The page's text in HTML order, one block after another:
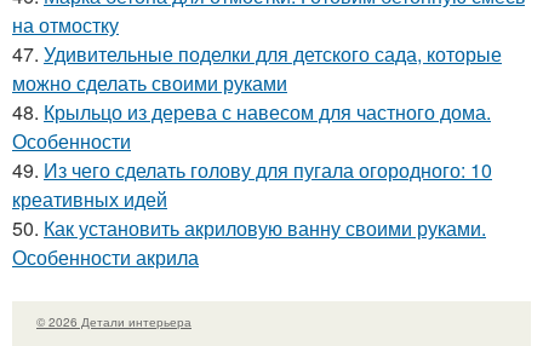
на отмостку
47. Удивительные поделки для детского сада, которые
можно сделать своими руками
48. Крыльцо из дерева с навесом для частного дома.
Особенности
49. Из чего сделать голову для пугала огородного: 10
креативных идей
50. Как установить акриловую ванну своими руками.
Особенности акрила
© 2026 Детали интерьера